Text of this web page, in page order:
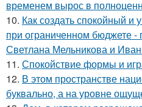
временем вырос в
10. Как создать спокойный и
при ограниченном бюджете
Светлана Мельникова и
11. Спокойствие формы и
12. В этом пространстве
буквально, а на уровне